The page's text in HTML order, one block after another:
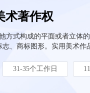
术著作权
式构成的平面或者立体
、商标图形。实用美术作
31-35个工作日